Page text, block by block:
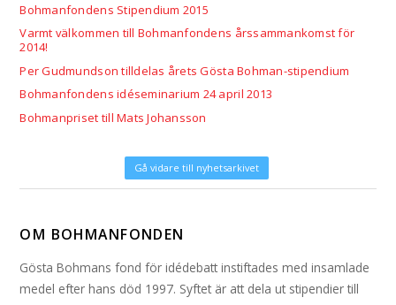
Bohmanfondens Stipendium 2015
Varmt välkommen till Bohmanfondens årssammankomst för
2014!
Per Gudmundson tilldelas årets Gösta Bohman-stipendium
Bohmanfondens idéseminarium 24 april 2013
Bohmanpriset till Mats Johansson
Gå vidare till nyhetsarkivet
OM BOHMANFONDEN
Gösta Bohmans fond för idédebatt instiftades med insamlade
medel efter hans död 1997. Syftet är att dela ut stipendier till